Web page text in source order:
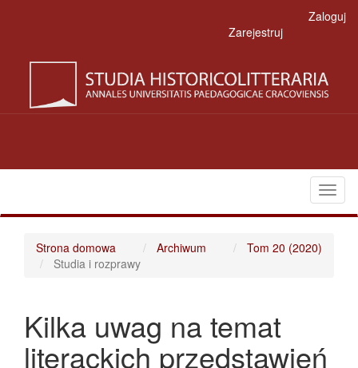
Zarejestruj
Zaloguj
Strona domowa Archiwum
Tom 20 (2020)
Studia i rozprawy
Kilka uwag na temat
literackich przedstawień